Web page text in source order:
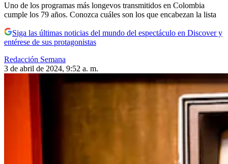
Uno de los programas más longevos transmitidos en Colombia
cumple los 79 años. Conozca cuáles son los que encabezan la lista
Siga las últimas noticias del mundo del espectáculo en Discover y
entérese de sus protagonistas
Redacción Semana
3 de abril de 2024, 9:52 a. m.